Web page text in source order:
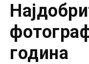
година